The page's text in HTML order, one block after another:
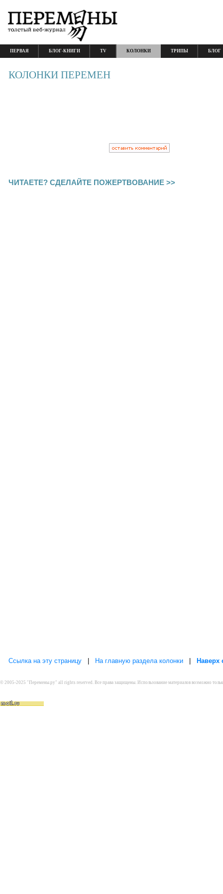
ПЕРВАЯ БЛОГ-КНИГИ TV КОЛОНКИ ТРИПЫ БЛОГ
КОЛОНКИ ПЕРЕМЕН
ЧИТАЕТЕ? СДЕЛАЙТЕ ПОЖЕРТВОВАНИЕ >>
Ссылка на эту страницу На главную раздела колонки Наверх
© 2005-2025 "Перемены.ру" all rights reserved. Все права защищены. Использование материалов возможно